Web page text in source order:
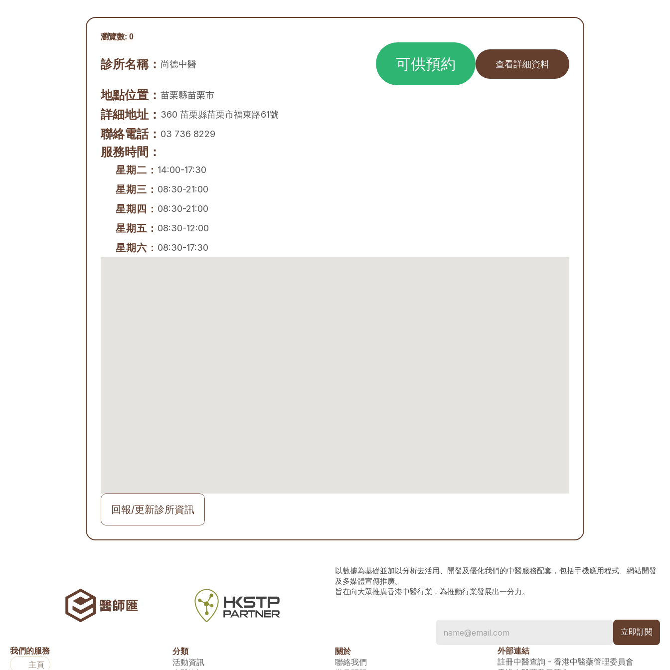
瀏覽數: 0
診所名稱： 尚德中醫 可供預約 查看詳細資料
地點位置： 苗栗縣苗栗市
詳細地址： 360 苗栗縣苗栗市福東路61號
聯絡電話： 03 736 8229
服務時間：
星期二： 14:00-17:30
星期三： 08:30-21:00
星期四： 08:30-21:00
星期五： 08:30-12:00
星期六： 08:30-17:30
回報/更新診所資訊
以數據為基礎並加以分析去活用、開發及優化我們的中醫服務配套，包括手機應用程式、網站開發
及多媒體宣傳推廣。
旨在向大眾推廣香港中醫行業，為推動行業發展出一分力。
我們的服務
主頁
分類
活動資訊
關於
聯絡我們
外部連結
註冊中醫查詢 - 香港中醫藥管理委員會